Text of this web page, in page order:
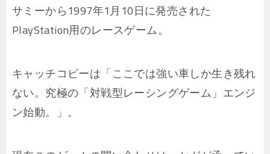
サミーから1997年1月10日に発売された
PlayStation用のレースゲーム。
キャッチコピーは「ここでは強い車しか生き残れ
ない。究極の「対戦型レーシングゲーム」エンジ
ン始動。」。